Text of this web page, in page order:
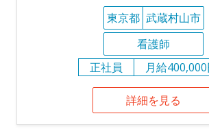
東京都 武蔵村山市
看護師
正社員
月給
詳細を見る